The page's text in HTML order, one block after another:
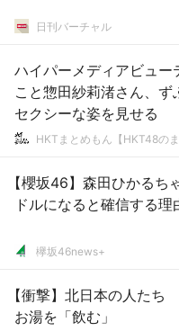
日刊バーチャル
ハイパーメディアビュー
こと惣田紗莉渚さん、
セクシーな姿を見せる
HKTまとめもん【HKT48のま
【櫻坂46】森田ひかるち
ドルになると確信する理
欅坂46news+
【衝撃】北日本の人た
お湯を「飲む」